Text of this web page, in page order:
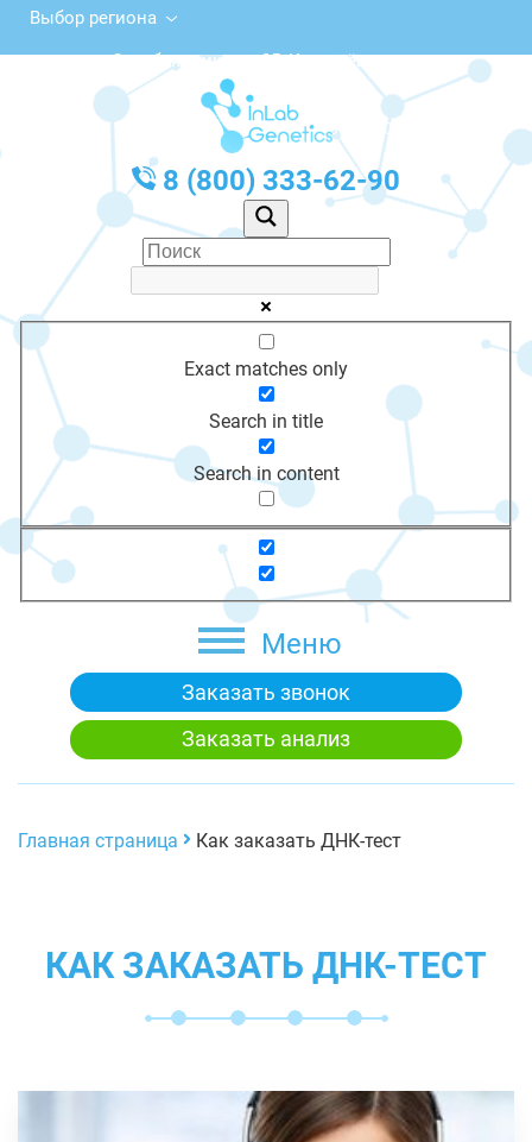
Выбор региона
ул. Серебрянникова, 35, Костерёво
с 10:00 до 20:00
График работы: Пн-Пт с 10:00 до 20:00
8 (800) 333-62-90
Exact matches only
Search in title
Search in content
Меню
Заказать звонок
Заказать анализ
Главная страница Как заказать ДНК-тест
КАК ЗАКАЗАТЬ ДНК-ТЕСТ